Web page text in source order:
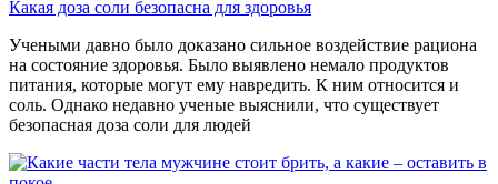
Какая доза соли безопасна для здоровья
Учеными давно было доказано сильное воздействие рациона
на состояние здоровья. Было выявлено немало продуктов
питания, которые могут ему навредить. К ним относится и
соль. Однако недавно ученые выяснили, что существует
безопасная доза соли для людей